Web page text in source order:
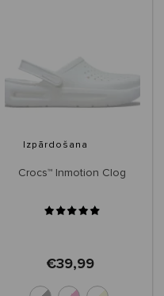
Izpārdošana
Crocs™ Inmotion Clog
€39,99